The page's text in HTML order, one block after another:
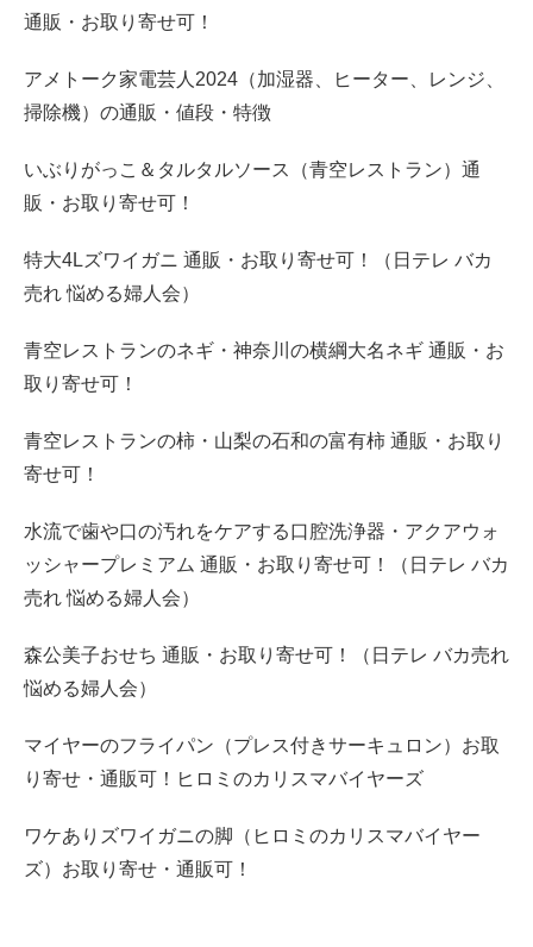
通販・お取り寄せ可！
アメトーク家電芸人2024（加湿器、ヒーター、レンジ、
掃除機）の通販・値段・特徴
いぶりがっこ＆タルタルソース（青空レストラン）通
販・お取り寄せ可！
特大4Lズワイガニ 通販・お取り寄せ可！（日テレ バカ
売れ 悩める婦人会）
青空レストランのネギ・神奈川の横綱大名ネギ 通販・お
取り寄せ可！
青空レストランの柿・山梨の石和の富有柿 通販・お取り
寄せ可！
水流で歯や口の汚れをケアする口腔洗浄器・アクアウォ
ッシャープレミアム 通販・お取り寄せ可！（日テレ バカ
売れ 悩める婦人会）
森公美子おせち 通販・お取り寄せ可！（日テレ バカ売れ
悩める婦人会）
マイヤーのフライパン（プレス付きサーキュロン）お取
り寄せ・通販可！ヒロミのカリスマバイヤーズ
ワケありズワイガニの脚（ヒロミのカリスマバイヤー
ズ）お取り寄せ・通販可！